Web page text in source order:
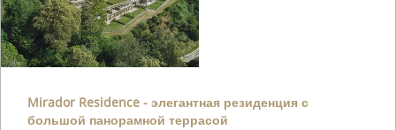
Mirador Residence - элегантная резиденция с
большой панорамной террасой